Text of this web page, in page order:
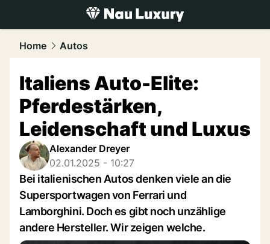
luxury.NAU.ch
Home Autos
Italiens Auto-Elite:
Pferdestärken,
Leidenschaft und Luxus
Alexander Dreyer
02.01.2025 - 10:27
Bei italienischen Autos denken viele an die
Supersportwagen von Ferrari und
Lamborghini. Doch es gibt noch unzählige
andere Hersteller. Wir zeigen welche.